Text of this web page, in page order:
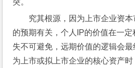
突。
究其根源，因为上市企业资
的预期有关，个人IP的价值在一
失不可避免，远期价值的逻辑会最
为上市或拟上市企业的核心资产